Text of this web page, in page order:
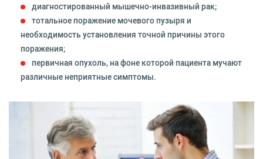
диагностированный мышечно-инвазивный рак;
тотальное поражение мочевого пузыря и
необходимость установления точной причины этого
поражения;
первичная опухоль, на фоне которой пациента мучают
различные неприятные симптомы.